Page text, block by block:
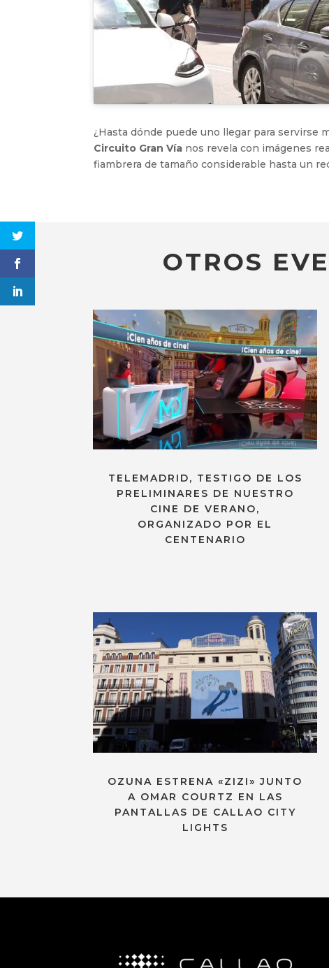
¿Hasta dónde puede uno llegar para servirse
Circuito Gran Vía nos revela con imágenes
fiambrera de tamaño considerable hasta un
OTROS
TELEMADRID, TESTIGO DE LOS
PRELIMINARES DE NUESTRO
CINE DE VERANO,
ORGANIZADO POR EL
CENTENARIO
OZUNA ESTRENA «ZIZI» JUNTO
A OMAR COURTZ EN LAS
PANTALLAS DE CALLAO CITY
LIGHTS